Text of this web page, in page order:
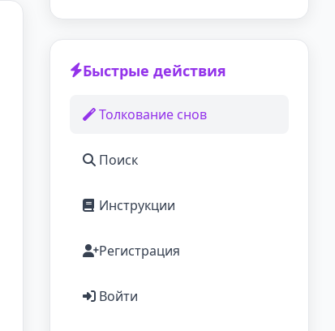
Быстрые действия
Толкование снов
Поиск
Инструкции
Регистрация
Войти